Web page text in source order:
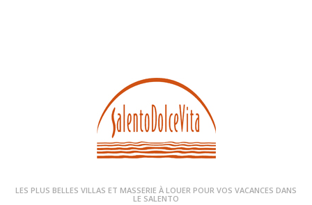
LES PLUS BELLES VILLAS ET MASSERIE À LOUER POUR VOS VACANCES DANS
LE SALENTO